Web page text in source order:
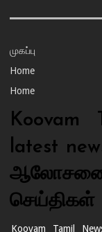
முகப்பு
Home
Home
Koovam
latest
செய்திகள்
Koovam Tamil